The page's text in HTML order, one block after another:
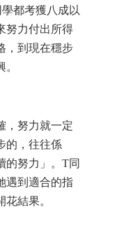
都考獲八成以
努力付出所得
，到現在穩步
，努力就一定
的，往往係
的努力」。T同
到適合的指
結果。